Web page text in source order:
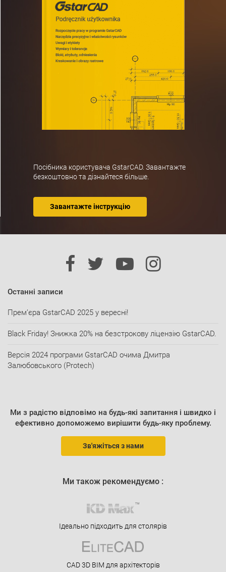
Посібника користувача GstarCAD. Завантажте
безкоштовно та дізнайтеся більше.
Завантажте інструкцію
Останні записи
Прем’єра GstarCAD 2025 у вересні!
Black Friday! Знижка 20% на безстрокову ліцензію GstarCAD.
Версія 2024 програми GstarCAD очима Дмитра
Залюбовського (Protech)
Ми з радістю відповімо на будь-які запитання і швидко і
ефективно допоможемо вирішити будь-яку проблему.
Зв'яжіться з нами
Ми також рекомендуємо :
Ідеально підходить для столярів
CAD 3D BIM для архітекторів